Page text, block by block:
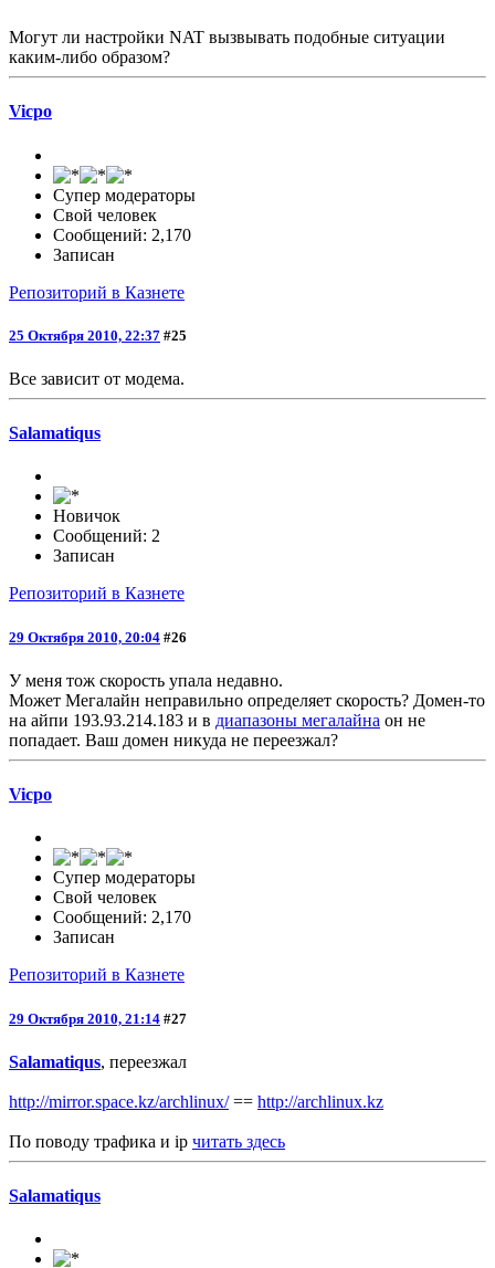
Могут ли настройки NAT вызвывать подобные ситуации
каким-либо образом?
Vicpo
Супер модераторы
Свой человек
Сообщений: 2,170
Записан
Репозиторий в Казнете
25 Октября 2010, 22:37 #25
Все зависит от модема.
Salamatiqus
Новичок
Сообщений: 2
Записан
Репозиторий в Казнете
29 Октября 2010, 20:04 #26
У меня тож скорость упала недавно.
Может Мегалайн неправильно определяет скорость? Домен-то
на айпи 193.93.214.183 и в диапазоны мегалайна он не
попадает. Ваш домен никуда не переезжал?
Vicpo
Супер модераторы
Свой человек
Сообщений: 2,170
Записан
Репозиторий в Казнете
29 Октября 2010, 21:14 #27
Salamatiqus, переезжал
http://mirror.space.kz/archlinux/== http://archlinux.kz
По поводу трафика и ip читать здесь
Salamatiqus